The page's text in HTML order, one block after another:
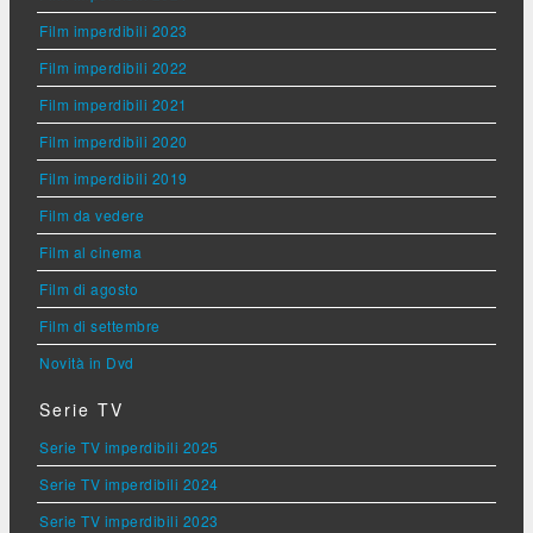
Film imperdibili 2023
Film imperdibili 2022
Film imperdibili 2021
Film imperdibili 2020
Film imperdibili 2019
Film da vedere
Film al cinema
Film di agosto
Film di settembre
Novità in Dvd
Serie TV
Serie TV imperdibili 2025
Serie TV imperdibili 2024
Serie TV imperdibili 2023